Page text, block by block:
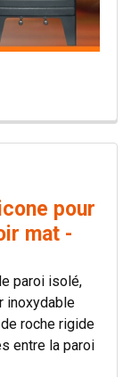
pour
mat -
paroi isolé,
inoxydable
roche rigide
entre la paroi